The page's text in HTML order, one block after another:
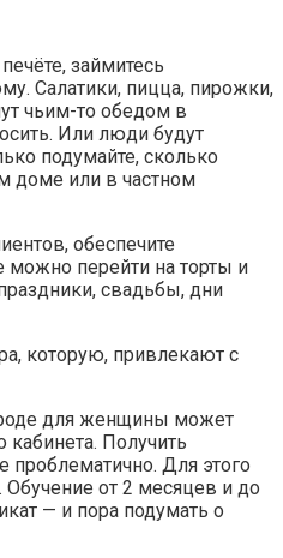
займитесь
Салатики, пицца, пирожки,
чьим-то обедом в
Или люди будут
подумайте, сколько
доме или в частном
обеспечите
можно перейти на торты и
свадьбы, дни
которую, привлекают с
для женщины может
кабинета. Получить
проблематично. Для этого
от 2 месяцев и до
— и пора подумать о